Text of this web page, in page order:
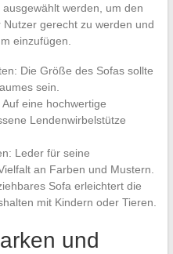
werden, um den
gerecht zu werden und
einzufügen.
Die Größe des Sofas sollte
sein.
eine hochwertige
Lendenwirbelstütze
Leder für seine
an Farben und Mustern.
Sofa erleichtert die
mit Kindern oder Tieren.
und